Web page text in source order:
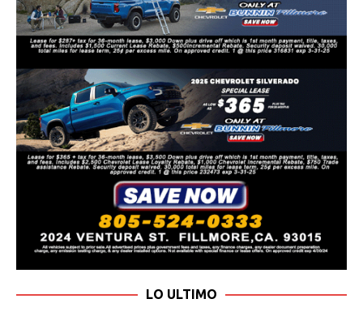
LO ULTIMO